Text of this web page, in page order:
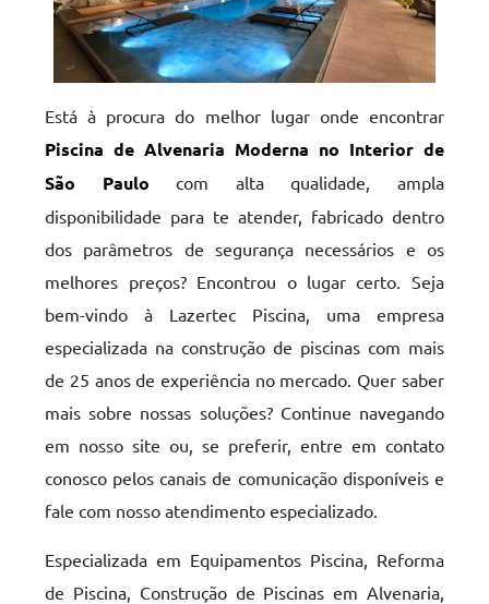
Está à procura do melhor lugar onde encontrar
Piscina de Alvenaria Moderna no Interior de
São Paulo com alta qualidade, ampla
disponibilidade para te atender, fabricado dentro
dos parâmetros de segurança necessários e os
melhores preços? Encontrou o lugar certo. Seja
bem-vindo à Lazertec Piscina, uma empresa
especializada na construção de piscinas com mais
de 25 anos de experiência no mercado. Quer saber
mais sobre nossas soluções? Continue navegando
em nosso site ou, se preferir, entre em contato
conosco pelos canais de comunicação disponíveis e
fale com nosso atendimento especializado.
Especializada em Equipamentos Piscina, Reforma
de Piscina, Construção de Piscinas em Alvenaria,